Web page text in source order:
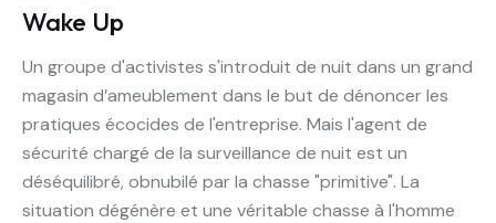
Wake Up
Un groupe d'activistes s'introduit de nuit dans un grand
magasin d’ameublement dans le but de dénoncer les
pratiques écocides de l'entreprise. Mais l'agent de
sécurité chargé de la surveillance de nuit est un
déséquilibré, obnubilé par la chasse "primitive". La
situation dégénère et une véritable chasse à l'homme